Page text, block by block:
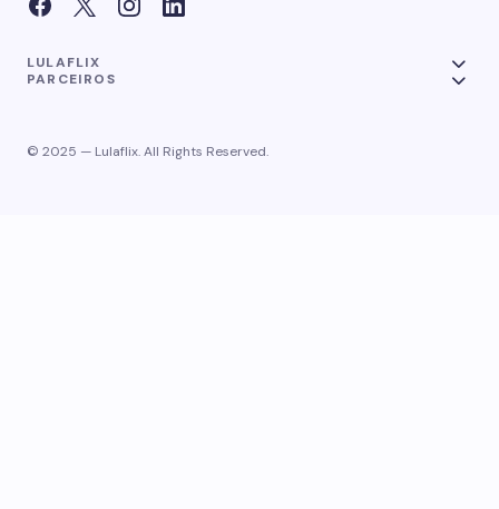
LULAFLIX
PARCEIROS
© 2025 — Lulaflix. All Rights Reserved.